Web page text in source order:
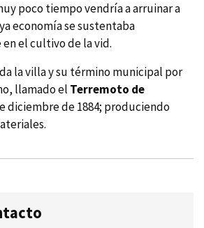
poco tiempo vendrí­a a arruinar a
economí­a se sustentaba
el cultivo de la vid.
la villa y su término municipal por
llamado el Terremoto de
diciembre de 1884; produciendo